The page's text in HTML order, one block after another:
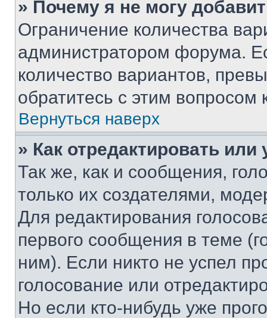
» Почему я не могу
Ограничение количества
администратором форума.
количество вариантов,
обратитесь с этим вопросом
Вернуться наверх
» Как отредактировать
Так же, как и сообщения,
только их создателями,
Для редактирования
первого сообщения в теме
ним). Если никто не успел
голосование или
Но если кто-нибудь уже